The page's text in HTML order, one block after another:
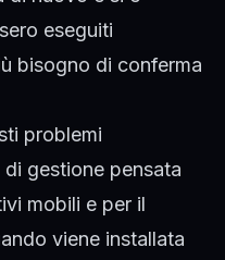
eseguiti
bisogno di conferma
problemi
gestione pensata
mobili e per il
viene installata